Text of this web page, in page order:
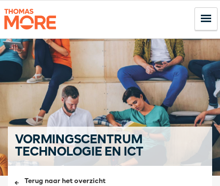
VORMINGSCENTRUM
TECHNOLOGIE EN ICT
Terug naar het overzicht